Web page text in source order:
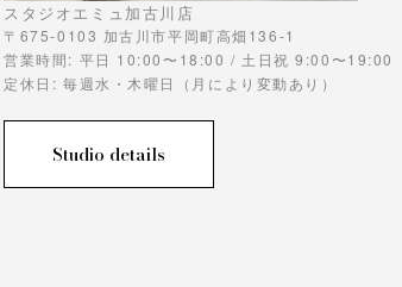
スタジオエミュ加古川店
〒675-0103 加古川市平岡町高畑136-1
営業時間: 平日 10:00〜18:00 / 土日祝 9:00〜19:00
定休日: 毎週水・木曜日（月により変動あり）
Studio details